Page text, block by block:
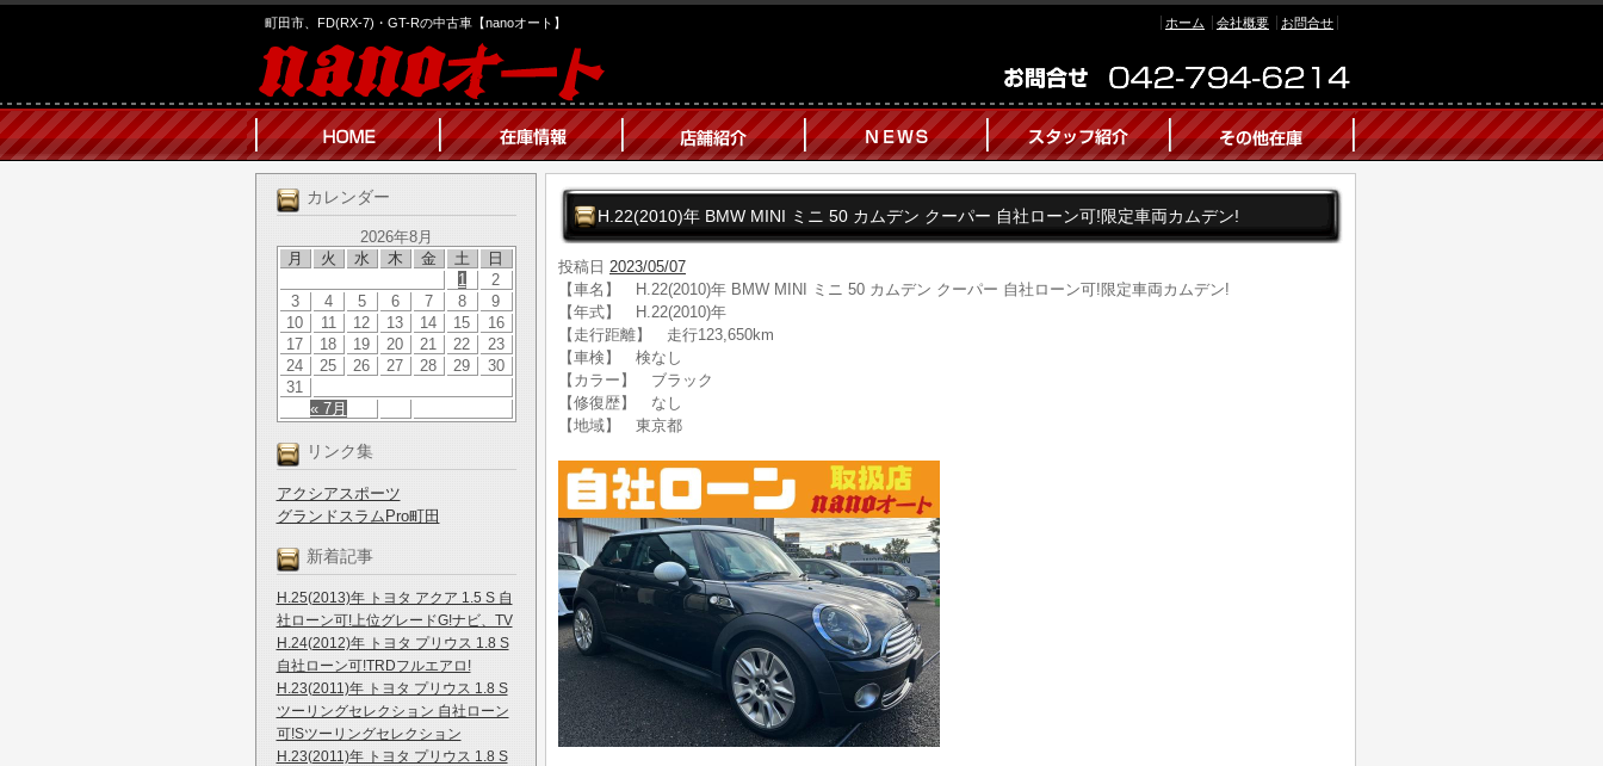
町田市、FD(RX-7)・GT-Rの中古車【nanoオート】 ホーム 会社概要 お問合せ
カレンダー
2026年8月
月
火 水 木 金 土 日
« 7月
1
2
3
4 5 6 7 8
9
10
11 12 13 14 15
16
17
18 19 20 21 22
23
24
25 26 27 28 29
30
31
リンク集
アクシアスポーツ
グランドスラムPro町田
新着記事
H.25(2013)年 トヨタ アクア 1.5 S 自
社ローン可!上位グレードG!ナビ、TV
H.24(2012)年 トヨタ プリウス 1.8 S
自社ローン可!TRDフルエアロ!
H.23(2011)年 トヨタ プリウス 1.8 S
ツーリングセレクション 自社ローン
可!Sツーリングセレクション
H.23(2011)年 トヨタ プリウス 1.8 S
H.22(2010)年 BMW MINI ミニ 50 カムデン クーパー 自社ローン可!限定車両カムデン!
投稿日 2023/05/07
【車名】 H.22(2010)年 BMW MINI ミニ 50 カムデン クーパー 自社ローン可!限定車両カムデン!
【年式】 H.22(2010)年
【走行距離】 走行123,650km
【車検】 検なし
【カラー】 ブラック
【修復歴】 なし
【地域】 東京都